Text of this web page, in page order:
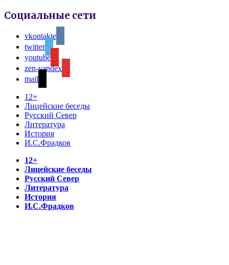
Социальные сети
vkontakte
twitter
youtube
zen-yandex
mail
12+
Лицейские беседы
Русский Север
Литература
История
И.С.Фрадков
12+
Лицейские беседы
Русский Север
Литература
История
И.С.Фрадков